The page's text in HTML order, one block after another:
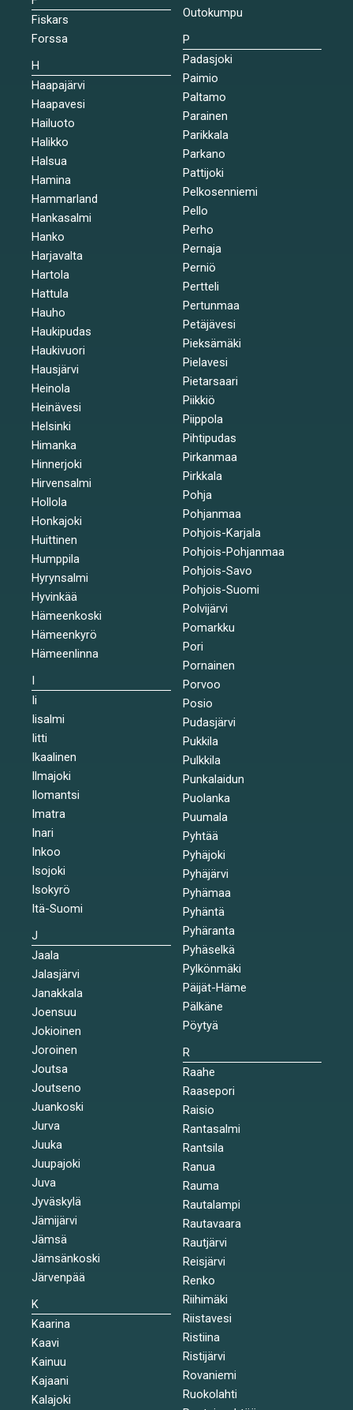
Fiskars
Forssa
H
Haapajärvi
Haapavesi
Hailuoto
Halikko
Halsua
Hamina
Hammarland
Hankasalmi
Hanko
Harjavalta
Hartola
Hattula
Hauho
Haukipudas
Haukivuori
Hausjärvi
Heinola
Heinävesi
Helsinki
Himanka
Hinnerjoki
Hirvensalmi
Hollola
Honkajoki
Huittinen
Humppila
Hyrynsalmi
Hyvinkää
Hämeenkoski
Hämeenkyrö
Hämeenlinna
I
Ii
Iisalmi
Iitti
Ikaalinen
Ilmajoki
Ilomantsi
Imatra
Inari
Inkoo
Isojoki
Isokyrö
Itä-Suomi
J
Jaala
Jalasjärvi
Janakkala
Joensuu
Jokioinen
Joroinen
Joutsa
Joutseno
Juankoski
Jurva
Juuka
Juupajoki
Juva
Jyväskylä
Jämijärvi
Jämsä
Jämsänkoski
Järvenpää
K
Kaarina
Kaavi
Kainuu
Kajaani
Kalajoki
Outokumpu
P
Padasjoki
Paimio
Paltamo
Parainen
Parikkala
Parkano
Pattijoki
Pelkosenniemi
Pello
Perho
Pernaja
Perniö
Pertteli
Pertunmaa
Petäjävesi
Pieksämäki
Pielavesi
Pietarsaari
Piikkiö
Piippola
Pihtipudas
Pirkanmaa
Pirkkala
Pohja
Pohjanmaa
Pohjois-Karjala
Pohjois-Pohjanmaa
Pohjois-Savo
Pohjois-Suomi
Polvijärvi
Pomarkku
Pori
Pornainen
Porvoo
Posio
Pudasjärvi
Pukkila
Pulkkila
Punkalaidun
Puolanka
Puumala
Pyhtää
Pyhäjoki
Pyhäjärvi
Pyhämaa
Pyhäntä
Pyhäranta
Pyhäselkä
Pylkönmäki
Päijät-Häme
Pälkäne
Pöytyä
R
Raahe
Raasepori
Raisio
Rantasalmi
Rantsila
Ranua
Rauma
Rautalampi
Rautavaara
Rautjärvi
Reisjärvi
Renko
Riihimäki
Riistavesi
Ristiina
Ristijärvi
Rovaniemi
Ruokolahti